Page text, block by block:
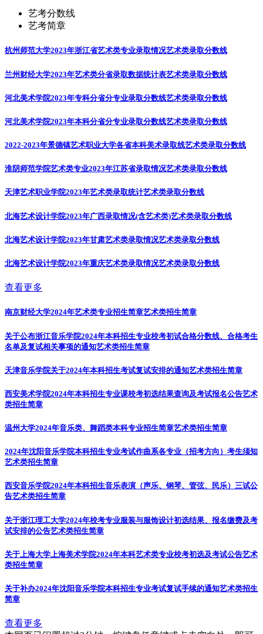
艺考分数线
艺考简章
杭州师范大学2023年浙江省艺术类专业录取情况艺术类录取分数线
兰州财经大学2023年艺术类分省录取数据统计表艺术类录取分数线
河北美术学院2023年专科分省分专业录取分数线艺术类录取分数线
河北美术学院2023年本科分省分专业录取分数线艺术类录取分数线
2022-2023年景德镇艺术职业大学各省本科美术录取线艺术类录取分数线
淮阴师范学院艺术类专业2023年江苏省录取情况艺术类录取分数线
天津艺术职业学院2023年艺术类录取统计艺术类录取分数线
北海艺术设计学院2023年广西录取情况(含艺术类)艺术类录取分数线
北海艺术设计学院2023年甘肃艺术类录取情况艺术类录取分数线
北海艺术设计学院2023年重庆艺术类录取情况艺术类录取分数线
查看更多
南京财经大学2024年艺术类专业招生简章艺术类招生简章
关于公布浙江音乐学院2024年本科招生专业校考初试合格分数线、合格考生
名单及复试相关事项的通知艺术类招生简章
天津音乐学院关于2024年本科招生考试复试安排的通知艺术类招生简章
西安美术学院2024年本科招生专业课校考初选结果查询及考试报名公告艺术
类招生简章
温州大学2024年音乐类、舞蹈类本科专业招生简章艺术类招生简章
2024年沈阳音乐学院本科招生专业考试作曲系各专业（招考方向）考生须知
艺术类招生简章
西安音乐学院2024年本科招生音乐表演（声乐、钢琴、管弦、民乐）三试公
告艺术类招生简章
关于浙江理工大学2024年校考专业服装与服饰设计初选结果、报名缴费及考
试安排的公告艺术类招生简章
关于上海大学上海美术学院2024年本科艺术类专业校考初选及考试公告艺术
类招生简章
关于补办2024年沈阳音乐学院本科招生专业考试复试手续的通知艺术类招生
简章
查看更多